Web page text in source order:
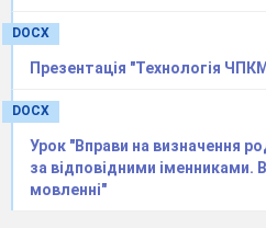
DOCX
Презентація "Технологія
DOCX
Урок "Вправи на визначення
за відповідними іменниками.
мовленні"